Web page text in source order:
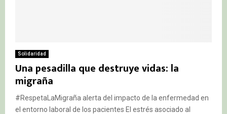
Solidaridad
Una pesadilla que destruye vidas: la
migraña
#RespetaLaMigraña alerta del impacto de la enfermedad en
el entorno laboral de los pacientes El estrés asociado al